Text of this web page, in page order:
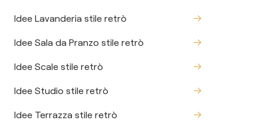
Idee Lavanderia stile retrò
Idee Sala da Pranzo stile retrò
Idee Scale stile retrò
Idee Studio stile retrò
Idee Terrazza stile retrò